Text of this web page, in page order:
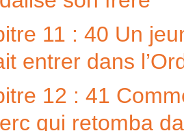
11 : 40 Un
entrer dans
12 : 41
qui retomba